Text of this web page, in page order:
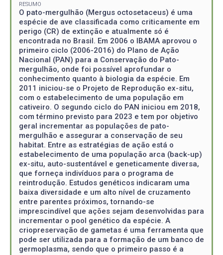
RESUMO
O pato-mergulhão (Mergus octosetaceus) é uma
espécie de ave classificada como criticamente em
perigo (CR) de extinção e atualmente só é
encontrada no Brasil. Em 2006 o IBAMA aprovou o
primeiro ciclo (2006-2016) do Plano de Ação
Nacional (PAN) para a Conservação do Pato-
mergulhão, onde foi possível aprofundar o
conhecimento quanto à biologia da espécie. Em
2011 iniciou-se o Projeto de Reprodução ex-situ,
com o estabelecimento de uma população em
cativeiro. O segundo ciclo do PAN iniciou em 2018,
com término previsto para 2023 e tem por objetivo
geral incrementar as populações de pato-
mergulhão e assegurar a conservação de seu
habitat. Entre as estratégias de ação está o
estabelecimento de uma população arca (back-up)
ex-situ, auto-sustentável e geneticamente diversa,
que forneça indivíduos para o programa de
reintrodução. Estudos genéticos indicaram uma
baixa diversidade e um alto nível de cruzamento
entre parentes próximos, tornando-se
imprescindível que ações sejam desenvolvidas para
incrementar o pool genético da espécie. A
criopreservação de gametas é uma ferramenta que
pode ser utilizada para a formação de um banco de
germoplasma, sendo que o primeiro passo é a